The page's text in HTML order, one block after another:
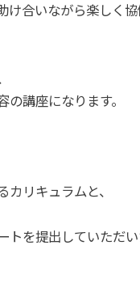
け合いながら楽しく
の講座になります。
カリキュラムと、
トを提出していただい